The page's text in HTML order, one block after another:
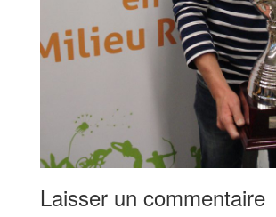
Laisser un commentaire